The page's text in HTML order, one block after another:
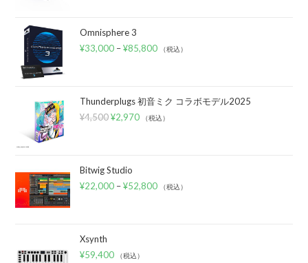
Omnisphere 3
¥33,000 –¥85,800 （税込）
Thunderplugs 初音ミク コラボモデル2025
¥4,500 ¥2,970 （税込）
Bitwig Studio
¥22,000 –¥52,800 （税込）
Xsynth
¥59,400 （税込）